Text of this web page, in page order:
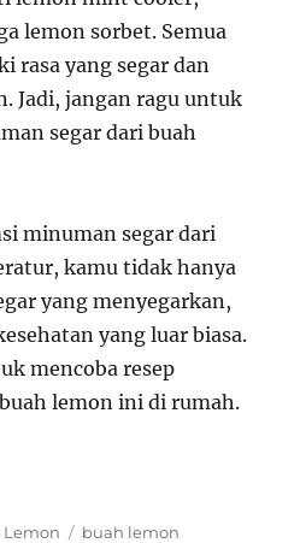
lemon sorbet. Semua
rasa yang segar dan
Jadi, jangan ragu untuk
segar dari buah
minuman segar dari
kamu tidak hanya
yang menyegarkan,
yang luar biasa.
mencoba resep
lemon ini di rumah.
Lemon Tags
buah lemon